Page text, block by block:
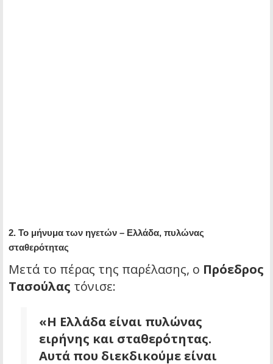
2. Το μήνυμα των ηγετών – Ελλάδα, πυλώνας
σταθερότητας
Μετά το πέρας της παρέλασης, ο Πρόεδρος
Τασούλας τόνισε:
«Η Ελλάδα είναι πυλώνας
ειρήνης και σταθερότητας.
Αυτά που διεκδικούμε είναι